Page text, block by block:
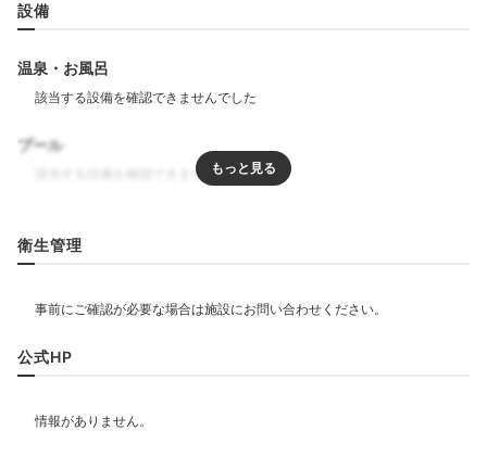
設備
温泉・お風呂
プール
飲食
衛生管理
公式HP